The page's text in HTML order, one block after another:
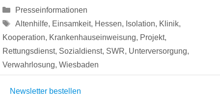
Kategorien
Presseinformationen
Schlagwörter
Altenhilfe, Einsamkeit, Hessen, Isolation, Klinik,
Kooperation, Krankenhauseinweisung, Projekt,
Rettungsdienst, Sozialdienst, SWR, Unterversorgung,
Verwahrlosung, Wiesbaden
Newsletter bestellen